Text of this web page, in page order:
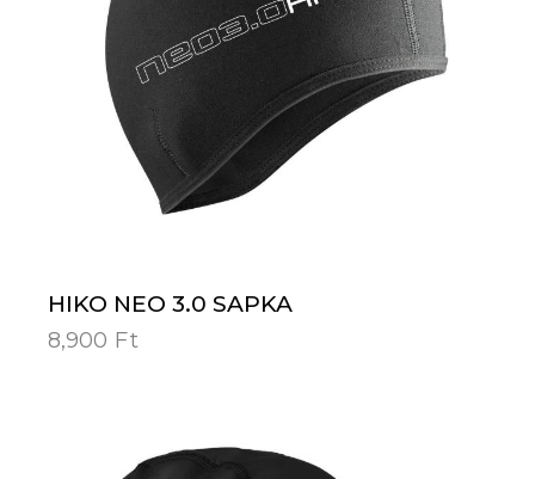
HIKO NEO 3.0 SAPKA
8,900 Ft